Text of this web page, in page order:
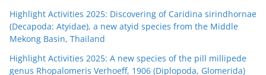
Highlight Activities 2025: Discovering of Caridina sirindhornae
(Decapoda: Atyidae), a new atyid species from the Middle
Mekong Basin, Thailand
Highlight Activities 2025: A new species of the pill millipede
genus Rhopalomeris Verhoeff, 1906 (Diplopoda, Glomerida)